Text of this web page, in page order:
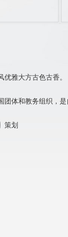
雅大方古色古香。
团体和教务组织，
策划